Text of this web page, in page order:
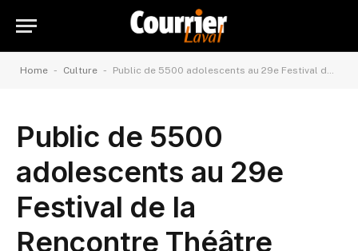
Home - Culture - Public de 5500 adolescents au 29e Festival de la Rencontre Théâtre Ados
Public de 5500
adolescents au 29e
Festival de la
Rencontre Théâtre